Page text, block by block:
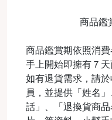
商品鑑
商品鑑賞期依照消
手上開始即擁有７天
如有退貨需求，請
員，並提供「姓名
話」、「退換貨商